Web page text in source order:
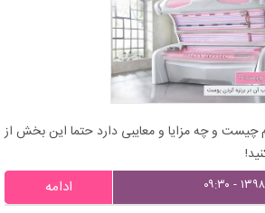
چیست و چه مزایا و معایبی دارد حتما این بخش از
ادامه